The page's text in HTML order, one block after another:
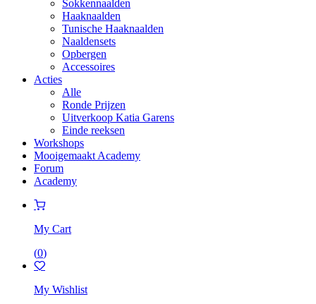
Sokkennaalden
Haaknaalden
Tunische Haaknaalden
Naaldensets
Opbergen
Accessoires
Acties
Alle
Ronde Prijzen
Uitverkoop Katia Garens
Einde reeksen
Workshops
Mooigemaakt Academy
Forum
Academy
My Cart
(0)
My Wishlist